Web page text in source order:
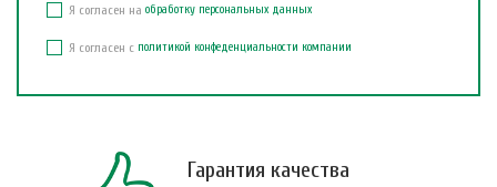
Я согласен на обработку персональных данных
Я согласен с политикой конфеденциальности компании
Гарантия качества